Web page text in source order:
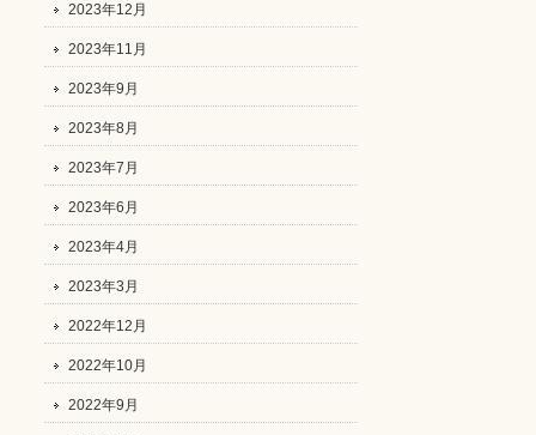
2023年12月
2023年11月
2023年9月
2023年8月
2023年7月
2023年6月
2023年4月
2023年3月
2022年12月
2022年10月
2022年9月